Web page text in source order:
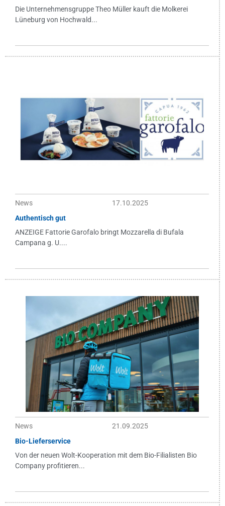
Die Unternehmensgruppe Theo Müller kauft die Molkerei
Lüneburg von Hochwald...
News
17.10.2025
Authentisch gut
ANZEIGE Fattorie Garofalo bringt Mozzarella di Bufala
Campana g. U....
News
21.09.2025
Bio-Lieferservice
Von der neuen Wolt-Kooperation mit dem Bio-Filialisten Bio
Company profitieren...